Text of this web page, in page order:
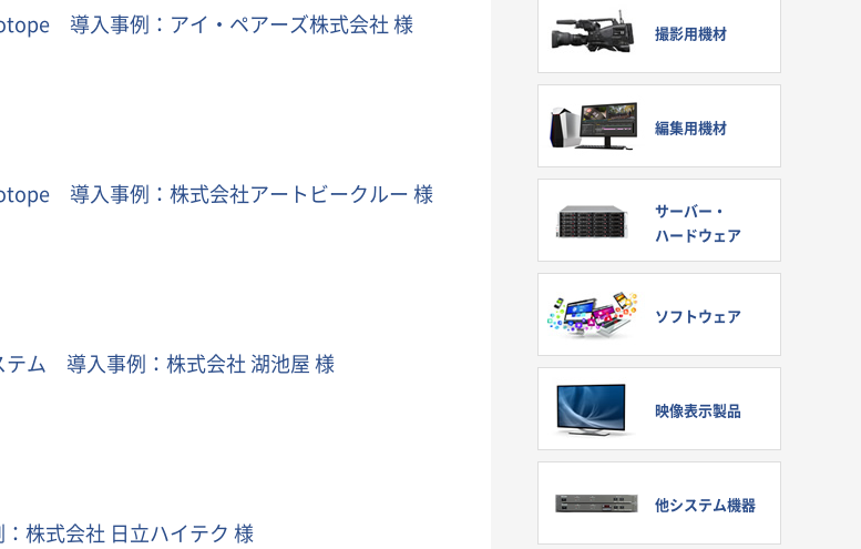
導入事例：アイ・ペアーズ株式会社 様
導入事例：株式会社アートビークルー 様
テム 導入事例：株式会社 湖池屋 様
株式会社 日立ハイテク 様
撮影用機材
編集用機材
サーバー・
ハードウェア
ソフトウェア
映像表示製品
他システム機器